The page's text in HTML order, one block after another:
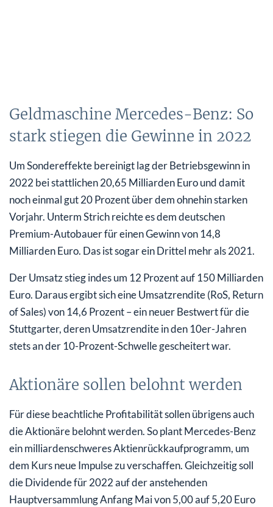
Geldmaschine Mercedes-Benz: So
stark stiegen die Gewinne in 2022
Um Sondereffekte bereinigt lag der Betriebsgewinn in
2022 bei stattlichen 20,65 Milliarden Euro und damit
noch einmal gut 20 Prozent über dem ohnehin starken
Vorjahr. Unterm Strich reichte es dem deutschen
Premium-Autobauer für einen Gewinn von 14,8
Milliarden Euro. Das ist sogar ein Drittel mehr als 2021.
Der Umsatz stieg indes um 12 Prozent auf 150 Milliarden
Euro. Daraus ergibt sich eine Umsatzrendite (RoS, Return
of Sales) von 14,6 Prozent – ein neuer Bestwert für die
Stuttgarter, deren Umsatzrendite in den 10er-Jahren
stets an der 10-Prozent-Schwelle gescheitert war.
Aktionäre sollen belohnt werden
Für diese beachtliche Profitabilität sollen übrigens auch
die Aktionäre belohnt werden. So plant Mercedes-Benz
ein milliardenschweres Aktienrückkaufprogramm, um
dem Kurs neue Impulse zu verschaffen. Gleichzeitig soll
die Dividende für 2022 auf der anstehenden
Hauptversammlung Anfang Mai von 5,00 auf 5,20 Euro